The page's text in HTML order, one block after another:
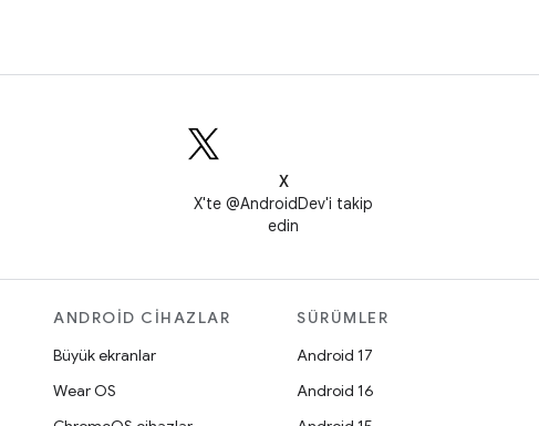
X
X'te @AndroidDev'i takip
edin
ANDROID CIHAZLAR
Büyük ekranlar
Wear OS
SÜRÜMLER
Android 17
Android 16